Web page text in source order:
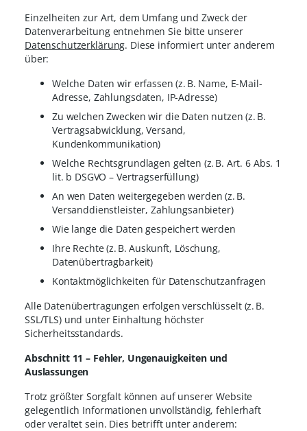
Einzelheiten zur Art, dem Umfang und Zweck der
Datenverarbeitung entnehmen Sie bitte unserer
Datenschutzerklärung. Diese informiert unter anderem
über:
Welche Daten wir erfassen (z. B. Name, E-Mail-
Adresse, Zahlungsdaten, IP-Adresse)
Zu welchen Zwecken wir die Daten nutzen (z. B.
Vertragsabwicklung, Versand,
Kundenkommunikation)
Welche Rechtsgrundlagen gelten (z. B. Art. 6 Abs. 1
lit. b DSGVO – Vertragserfüllung)
An wen Daten weitergegeben werden (z. B.
Versanddienstleister, Zahlungsanbieter)
Wie lange die Daten gespeichert werden
Ihre Rechte (z. B. Auskunft, Löschung,
Datenübertragbarkeit)
Kontaktmöglichkeiten für Datenschutzanfragen
Alle Datenübertragungen erfolgen verschlüsselt (z. B.
SSL/TLS) und unter Einhaltung höchster
Sicherheitsstandards.
Abschnitt 11 – Fehler, Ungenauigkeiten und
Auslassungen
Trotz größter Sorgfalt können auf unserer Website
gelegentlich Informationen unvollständig, fehlerhaft
oder veraltet sein. Dies betrifft unter anderem: